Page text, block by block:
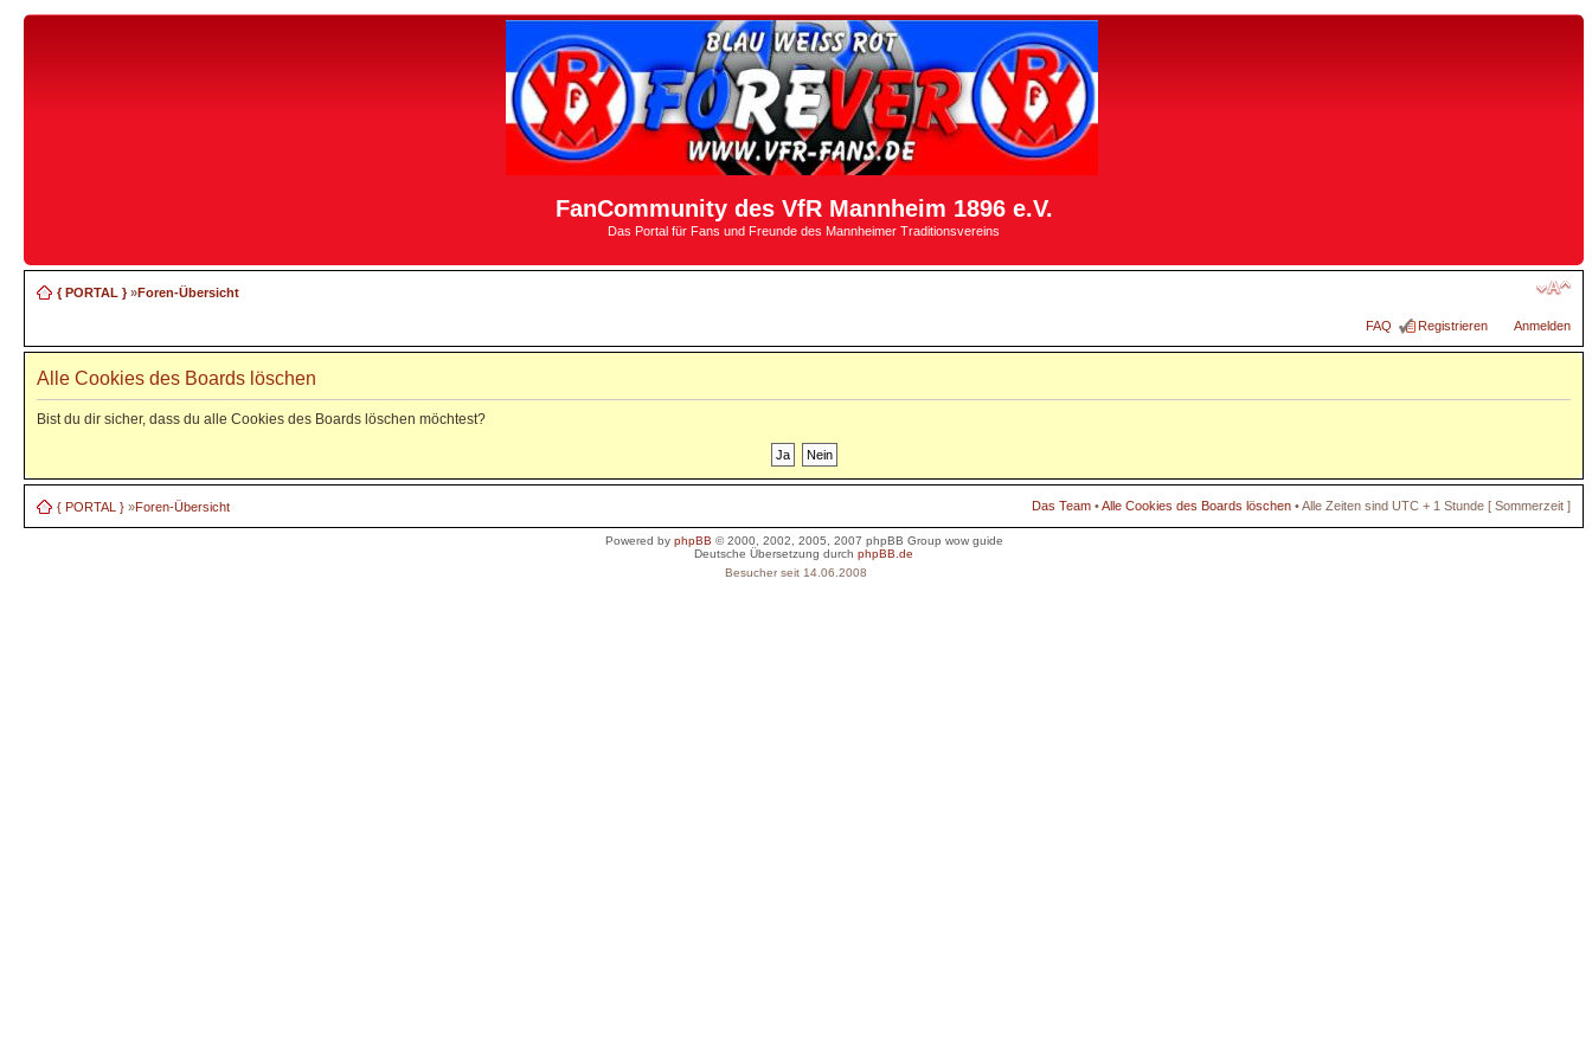
FanCommunity des VfR Mannheim 1896 e.V.
Das Portal für Fans und Freunde des Mannheimer Traditionsvereins
{ PORTAL }»Foren-Übersicht
FAQ Registrieren Anmelden
Alle Cookies des Boards löschen
Bist du dir sicher, dass du alle Cookies des Boards löschen möchtest?
{ PORTAL } »Foren-Übersicht Das Team •Alle Cookies des Boards löschen • Alle Zeiten sind UTC + 1 Stunde [ Sommerzeit ]
Powered by phpBB © 2000, 2002, 2005, 2007 phpBB Group wow guide
Deutsche Übersetzung durchphpBB.de
Besucher seit 14.06.2008